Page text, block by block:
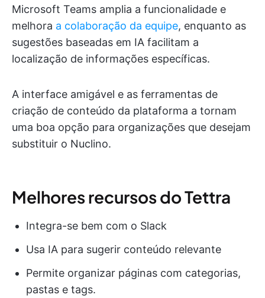
Microsoft Teams amplia a funcionalidade e
melhora a colaboração da equipe, enquanto as
sugestões baseadas em IA facilitam a
localização de informações específicas.
A interface amigável e as ferramentas de
criação de conteúdo da plataforma a tornam
uma boa opção para organizações que desejam
substituir o Nuclino.
Melhores recursos do Tettra
Integra-se bem com o Slack
Usa IA para sugerir conteúdo relevante
Permite organizar páginas com categorias,
pastas e tags.